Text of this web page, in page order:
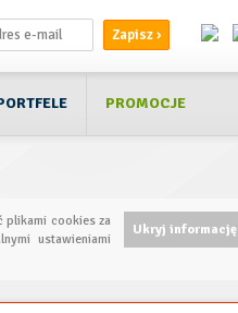
PROMOCJE
Ukryj informację
plikami cookies za
ustawieniami